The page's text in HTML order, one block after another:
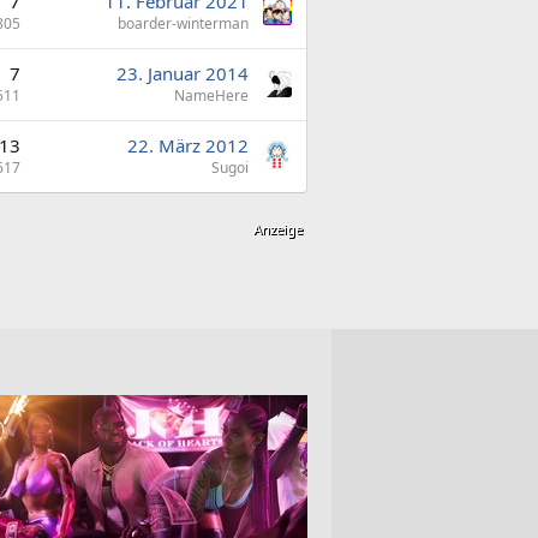
boarder-winterman
7 23. Januar 2014
NameHere
13 22. März 2012
Sugoi